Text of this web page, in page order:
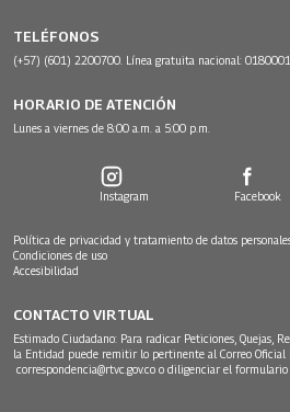
TELÉFONOS
(+57) (601) 2200700. Línea gratuita nacional:
HORARIO DE ATENCIÓN
Lunes a viernes de 8:00 a.m. a 5:00 p.m.
Instagram Facebook
Política de privacidad y tratamiento de datos
Condiciones de uso
Accesibilidad
CONTACTO VIRTUAL
Estimado Ciudadano: Para radicar Peticiones, Quejas,
la Entidad puede remitir lo pertinente al Correo Oficial
correspondencia@rtvc.gov.co o diligenciar el formulario